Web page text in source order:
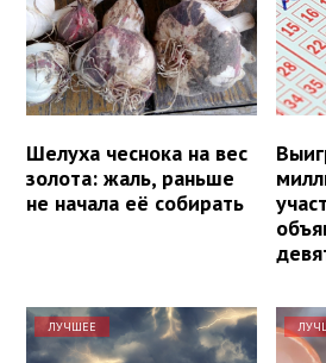
Шелуха чеснока на вес
золота: жаль, раньше
не начала её собирать
ЛУЧШЕЕ